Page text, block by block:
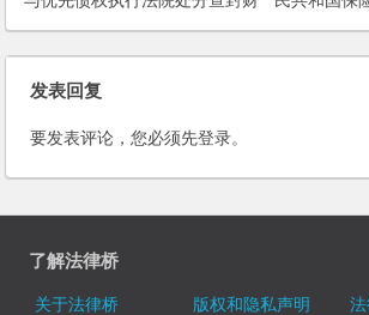
产有关问题的批复
释（三）
发表回复
要发表评论，您必须先登录。
了解法律桥
关于法律桥 版权和隐私声明